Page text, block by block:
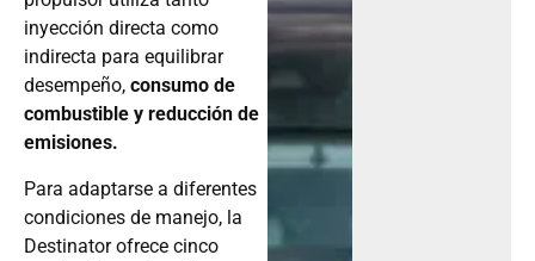
inyección directa como
indirecta para equilibrar
desempeño, consumo de
combustible y reducción de
emisiones.
Para adaptarse a diferentes
condiciones de manejo, la
Destinator ofrece cinco